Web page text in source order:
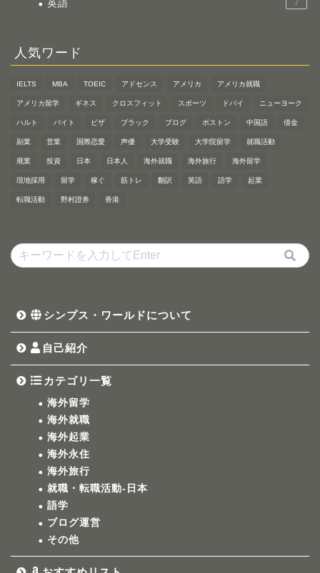
英語 7
人気ワード
IELTS MBA TOEIC アドセンス アメリカ アメリカ就職
アメリカ留学 ギネス クロスフィット スポーツ ドバイ ニューヨーク
ハルト バイト ビザ ブラック ブログ ボストン 中国語 借金
副業 営業 国際恋愛 声優 大学受験 大学院留学 就職活動
廃業 投資 日本 日本人 海外就職 海外旅行 海外留学
現地採用 留学 稼ぐ 筋トレ 翻訳 英語 語学 起業
転職活動 野村證券 香港
シンプス・ワールドについて
自己紹介
カテゴリ一覧
海外留学
海外就職
海外起業
海外永住
海外旅行
就職・転職活動-日本
語学
ブログ運営
その他